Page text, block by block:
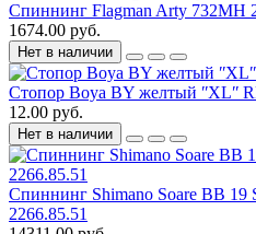
Спиннинг Flagman Arty 732MH
1674.00 руб.
Нет в наличии
Стопор Boya BY желтый ʺXLʺ
12.00 руб.
Нет в наличии
Спиннинг Shimano Soare BB 19
2266.85.51